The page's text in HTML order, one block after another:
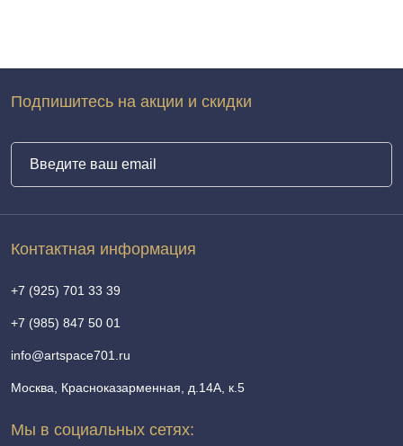
Контактная информация
+7 (925) 701 33 39
+7 (985) 847 50 01
info@artspace701.ru
Москва, Красноказарменная, д.14А, к.5
Мы в социальных сетях:
Подпишитесь на акции и скидки